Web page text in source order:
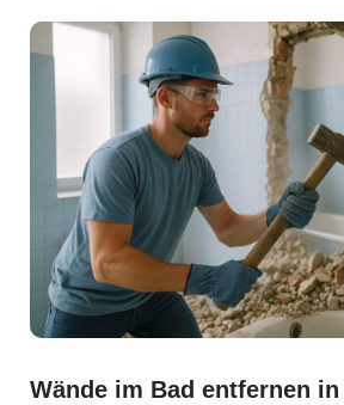
Wände im Bad entfernen